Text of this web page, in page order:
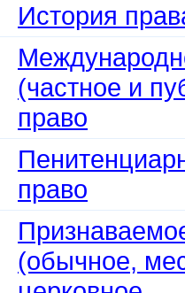
История
(частное и
право
право
(обычное,